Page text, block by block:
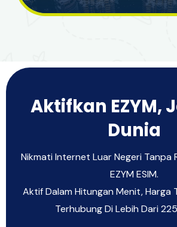
Aktifkan EZYM,
Dunia
Nikmati Internet Luar Negeri Tanpa
EZYM ESIM.
Aktif Dalam Hitungan Menit, Harga
Terhubung Di Lebih Dari